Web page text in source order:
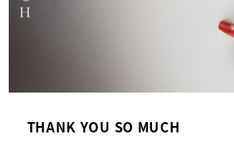
THANK YOU SO MUCH